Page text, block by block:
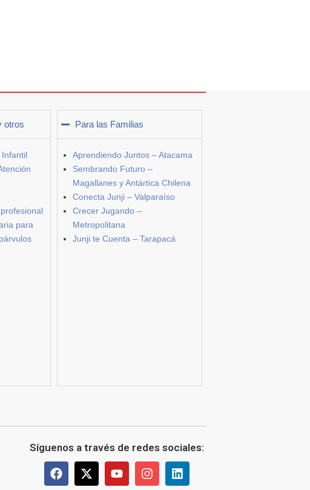
otros
para
Para las Familias
Aprendiendo Juntos – Atacama
Sembrando Futuro –
Magallanes y Antártica Chilena
Conecta Junji – Valparaíso
Crecer Jugando –
Metropolitana
Junji te Cuenta – Tarapacá
Síguenos a través de redes sociales: